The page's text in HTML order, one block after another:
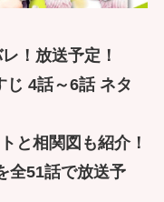
！放送予定！
じ 4話～6話 ネタ
と相関図も紹介！
全51話で放送予